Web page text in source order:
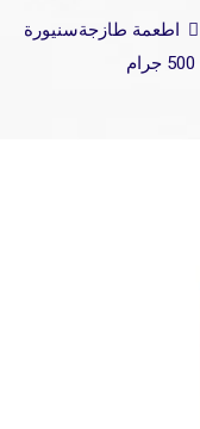
اطعمة طازجةسنيورة